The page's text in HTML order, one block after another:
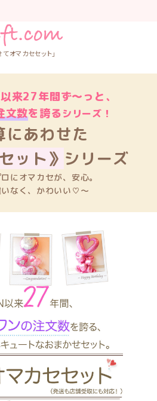
オマカセセット」
来27年間ず〜っと、
文数を誇るシリーズ！
にあわせた
ット》 シリーズ
にオマカセが、安心。
いなく、かわいい♡〜